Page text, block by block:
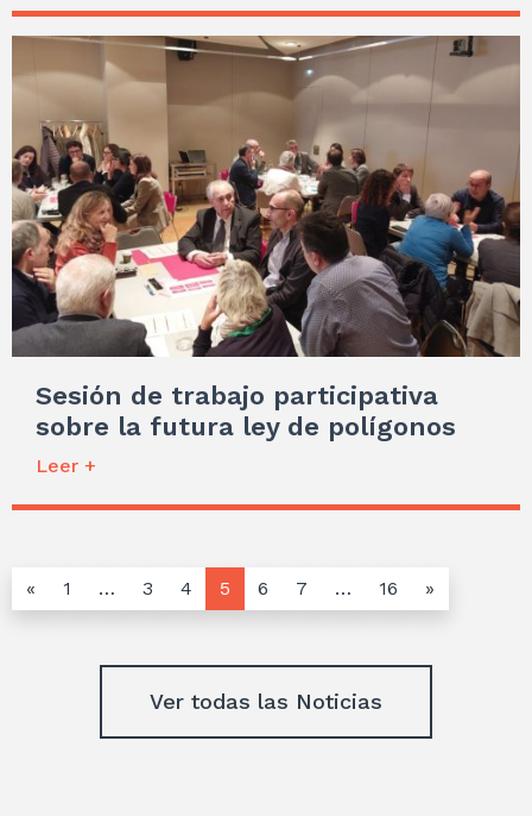
Sesión de trabajo participativa
sobre la futura ley de polígonos
Leer +
« 1 … 3 4 5 6 7 … 16 »
Ver todas las Noticias